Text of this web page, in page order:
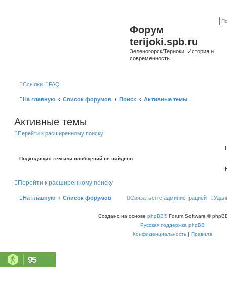
Форум
terijoki.spb.ru
Зеленогорск/Териоки. История и
современность.
Ссылки FAQ
На главную Список форумов Поиск Активные темы
Активные темы
Перейти к расширенному поиску
Подходящих тем или сообщений не найдено.
Перейти к расширенному поиску
На главную Список форумов Связаться с администрацией
Создано на основе phpBB® Forum Software ©
Русская поддержка phpBB
Конфиденциальность | Правила
95